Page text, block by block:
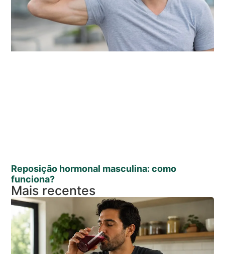
Reposição hormonal masculina: como
funciona?
Mais recentes